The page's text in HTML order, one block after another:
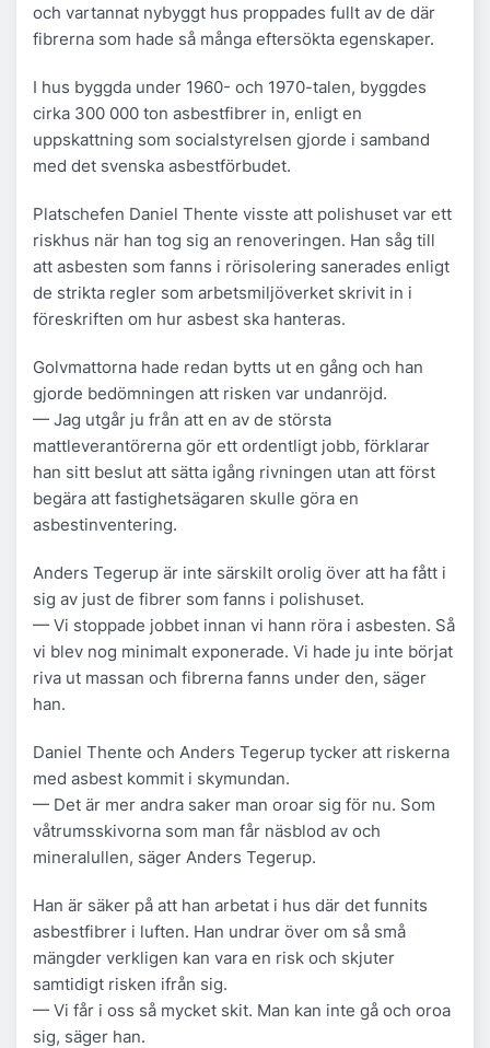
och vartannat nybyggt hus proppades fullt av de där
fibrerna som hade så många eftersökta egenskaper.
I hus byggda under 1960- och 1970-talen, byggdes
cirka 300 000 ton asbestfibrer in, enligt en
uppskattning som socialstyrelsen gjorde i samband
med det svenska asbestförbudet.
Platschefen Daniel Thente visste att polishuset var ett
riskhus när han tog sig an renoveringen. Han såg till
att asbesten som fanns i rörisolering sanerades enligt
de strikta regler som arbetsmiljöverket skrivit in i
föreskriften om hur asbest ska hanteras.
Golvmattorna hade redan bytts ut en gång och han
gjorde bedömningen att risken var undanröjd.
— Jag utgår ju från att en av de största
mattleverantörerna gör ett ordentligt jobb, förklarar
han sitt beslut att sätta igång rivningen utan att först
begära att fastighetsägaren skulle göra en
asbestinventering.
Anders Tegerup är inte särskilt orolig över att ha fått i
sig av just de fibrer som fanns i polishuset.
— Vi stoppade jobbet innan vi hann röra i asbesten. Så
vi blev nog minimalt exponerade. Vi hade ju inte börjat
riva ut massan och fibrerna fanns under den, säger
han.
Daniel Thente och Anders Tegerup tycker att riskerna
med asbest kommit i skymundan.
— Det är mer andra saker man oroar sig för nu. Som
våtrumsskivorna som man får näsblod av och
mineralullen, säger Anders Tegerup.
Han är säker på att han arbetat i hus där det funnits
asbestfibrer i luften. Han undrar över om så små
mängder verkligen kan vara en risk och skjuter
samtidigt risken ifrån sig.
— Vi får i oss så mycket skit. Man kan inte gå och oroa
sig, säger han.